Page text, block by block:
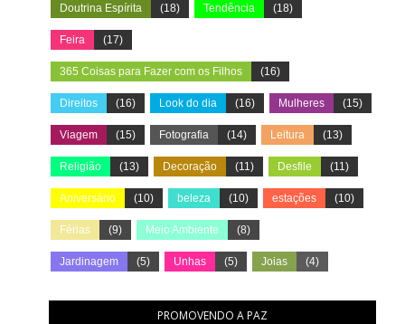
Doutrina Espírita (18) Tendência (18)
Feira (17)
365 Coisas para Fazer com os Filhos (16)
Direitos (16) Look do dia (16) Mulheres (15)
Viagem (15) Fotografia (14) Leitura (13)
Religião (13) Decoração (11) Desfile (11)
Aniversário (10) beleza (10) estações (10)
Férias (9) Meio Ambiente (8)
Jardinagem (5) Unhas (5) Joias (4)
PROMOVENDO A PAZ